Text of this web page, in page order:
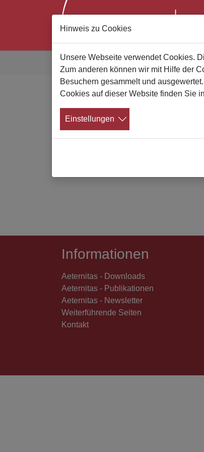
Zum Hauptinhalt springen
Sie sind hier:
Gute Bestatter Für Bestatter
Netzwerkinfos
Mitgliederbereich
Informationen
Aeternitas - Downloads
Aeternitas - Publikationen
Aeternitas - Newsletter
Weiterführende Seiten
Kontakt
Hinweis zu Cookies
Unsere Webseite verwendet Cookies.
Zum anderen können wir mit Hilfe der
Besuchern gesammelt und
Cookies auf dieser Website finden Sie
Einstellungen